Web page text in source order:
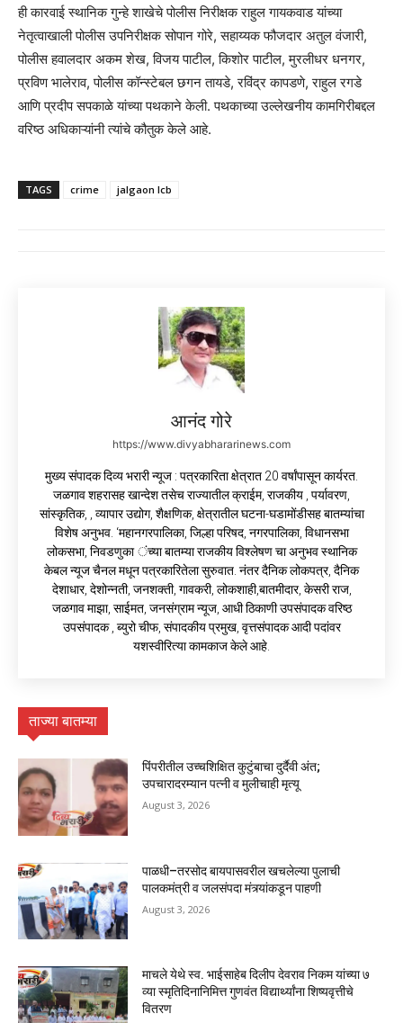
ही कारवाई स्थानिक गुन्हे शाखेचे पोलीस निरीक्षक राहुल गायकवाड यांच्या
नेतृत्वाखाली पोलीस उपनिरीक्षक सोपान गोरे, सहाय्यक फौजदार अतुल वंजारी,
पोलीस हवालदार अकम शेख, विजय पाटील, किशोर पाटील, मुरलीधर धनगर,
प्रविण भालेराव, पोलीस कॉन्स्टेबल छगन तायडे, रविंद्र कापडणे, राहुल रगडे
आणि प्रदीप सपकाळे यांच्या पथकाने केली. पथकाच्या उल्लेखनीय कामगिरीबद्दल
वरिष्ठ अधिकाऱ्यांनी त्यांचे कौतुक केले आहे.
TAGS crime jalgaon lcb
आनंद गोरे
https://www.divyabhararinews.com
मुख्य संपादक दिव्य भरारी न्यूज : पत्रकारिता क्षेत्रात 20 वर्षांपासून कार्यरत.
जळगाव शहरासह खान्देश तसेच राज्यातील क्राईम, राजकीय , पर्यावरण,
सांस्कृतिक, , व्यापार उद्योग, शैक्षणिक, क्षेत्रातील घटना-घडामोंडीसह बातम्यांचा
विशेष अनुभव. ‘महानगरपालिका, जिल्हा परिषद, नगरपालिका, विधानसभा
लोकसभा, निवडणुका ंच्या बातम्या राजकीय विश्लेषण चा अनुभव स्थानिक
केबल न्यूज चैनल मधून पत्रकारितेला सुरुवात. नंतर दैनिक लोकपत्र, दैनिक
देशाधार, देशोन्नती, जनशक्ती, गावकरी, लोकशाही,बातमीदार, केसरी राज,
जळगाव माझा, साईमत, जनसंग्राम न्यूज, आधी ठिकाणी उपसंपादक वरिष्ठ
उपसंपादक , ब्युरो चीफ, संपादकीय प्रमुख, वृत्तसंपादक आदी पदांवर
यशस्वीरित्या कामकाज केले आहे.
ताज्या बातम्या
पिंपरीतील उच्चशिक्षित कुटुंबाचा दुर्दैवी अंत;
उपचारादरम्यान पत्नी व मुलीचाही मृत्यू
August 3, 2026
पाळधी–तरसोद बायपासवरील खचलेल्या पुलाची
पालकमंत्री व जलसंपदा मंत्र्यांकडून पाहणी
August 3, 2026
माचले येथे स्व. भाईसाहेब दिलीप देवराव निकम यांच्या ७
व्या स्मृतिदिनानिमित्त गुणवंत विद्यार्थ्यांना शिष्यवृत्तीचे
वितरण